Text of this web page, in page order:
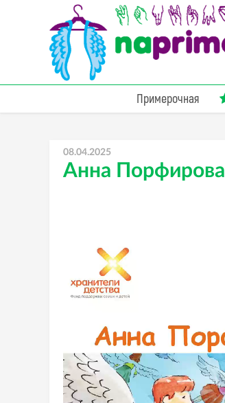
Примерочная
08.04.2025
Анна Порфирова